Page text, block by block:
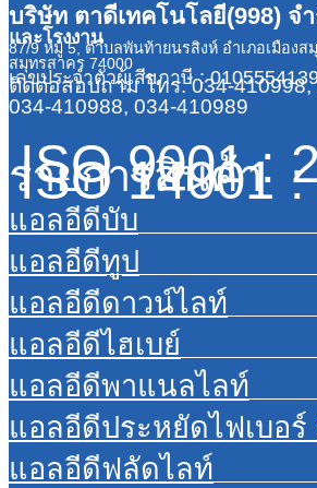
บริษัท ตาดีเทคโนโลยี(998) จ
และโรงงาน
87/9 หมู่ 5, ตำบลพันท้ายนรสิงห์ อำเภอเมืองส
สมุทรสาคร 74000
เลขประจำตัวผู้เสียภาษี :
ติดต่อสอบถาม โทร. 034-
034-410988, 034-410989
ISO 9001 :
ISO 14001
รายการสินค้า
แอลอีดีบับ
แอลอีดีทูป
แอลอีดีดาวน์ไลท์
แอลอีดีไฮเบย์
แอลอีดีพาแนลไลท์
แอลอีดีประหยัดไฟเบอร์
แอลอีดีฟลัดไลท์